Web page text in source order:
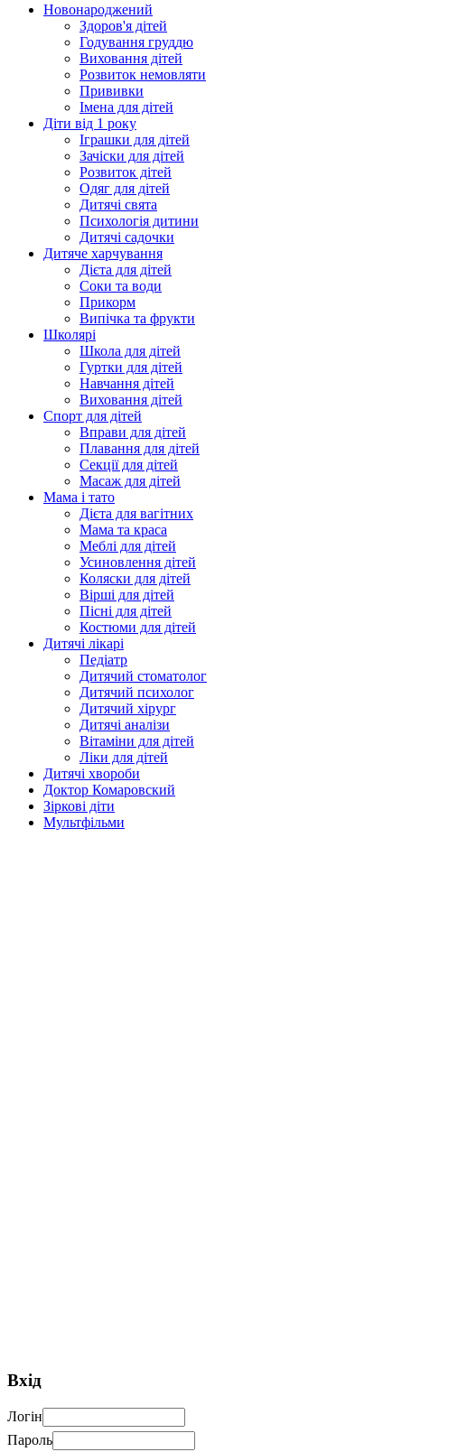
Новонароджений
Здоров'я дітей
Годування груддю
Виховання дітей
Розвиток немовляти
Прививки
Імена для дітей
Діти від 1 року
Іграшки для дітей
Зачіски для дітей
Розвиток дітей
Одяг для дітей
Дитячі свята
Психологія дитини
Дитячі садочки
Дитяче харчування
Дієта для дітей
Соки та води
Прикорм
Випічка та фрукти
Школярі
Школа для дітей
Гуртки для дітей
Навчання дітей
Виховання дітей
Спорт для дітей
Вправи для дітей
Плавання для дітей
Секції для дітей
Масаж для дітей
Мама і тато
Дієта для вагітних
Мама та краса
Меблі для дітей
Усиновлення дітей
Коляски для дітей
Вірші для дітей
Пісні для дітей
Костюми для дітей
Дитячі лікарі
Педіатр
Дитячий стоматолог
Дитячий психолог
Дитячий хірург
Дитячі аналізи
Вітаміни для дітей
Ліки для дітей
Дитячі хвороби
Доктор Комаровский
Зіркові діти
Мультфільми
Вхід
Логін
Пароль